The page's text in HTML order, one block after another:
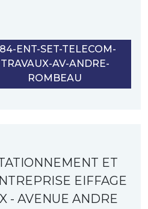
ENT-SET-TELECOM-
TRAVAUX-AV-ANDRE-
ROMBEAU
ET
EIFFAGE
- AVENUE ANDRE